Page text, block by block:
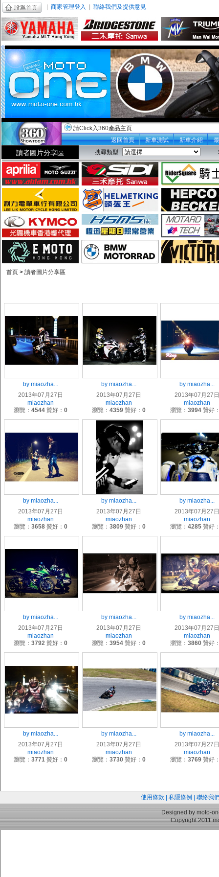
商家管理登入 聯絡我們及提供意見
請Click入360產品主頁
返回首頁
新車測試 新車介紹
讀者圖片分享區 搜尋類型
首頁 > 讀者圖片分享區
by miaozha...
2013年07月27日
miaozhan
瀏覽： 4544贊好： 0
by miaozha...
2013年07月27日
miaozhan
瀏覽： 4359贊好： 0
by miaozha...
2013年07月27日
miaozhan
瀏覽： 3994贊好
by miaozha...
2013年07月27日
miaozhan
瀏覽： 3658贊好： 0
by miaozha...
2013年07月27日
miaozhan
瀏覽： 3809贊好： 0
by miaozha...
2013年07月27日
miaozhan
瀏覽： 4285贊好
by miaozha...
2013年07月27日
miaozhan
瀏覽： 3792贊好： 0
by miaozha...
2013年07月27日
miaozhan
瀏覽： 3954贊好： 0
by miaozha...
2013年07月27日
miaozhan
瀏覽： 3860贊好
by miaozha...
2013年07月27日
miaozhan
瀏覽： 3771贊好： 0
by miaozha...
2013年07月27日
miaozhan
瀏覽： 3730贊好： 0
by miaozha...
2013年07月27日
miaozhan
瀏覽： 3769贊好
使用條款 私隱條例 聯絡我
Designed by moto-
Copyright 2011